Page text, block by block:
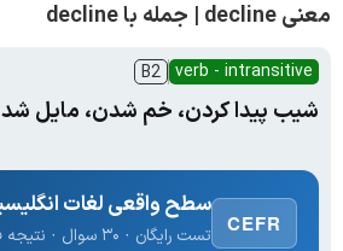
معنی decline | جمله با decline
verb - intransitive
B2
شیب پیدا کردن، خم شدن، مایل
CEFR
سطح واقعی لغات
تست رایگان · ۳۰ سوال · نتیجه فوری